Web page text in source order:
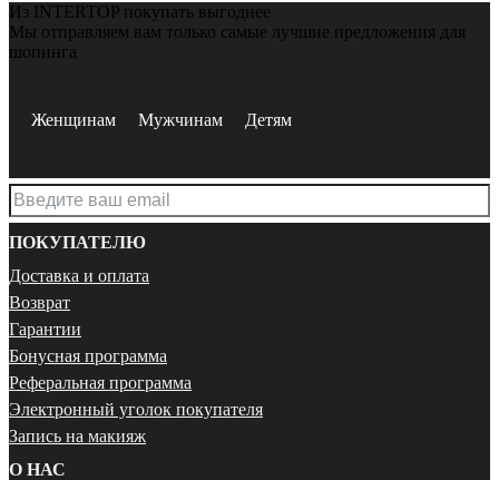
Из INTERTOP покупать выгоднее
Мы отправляем вам только самые лучшие предложения для
шопинга
Женщинам Мужчинам Детям
ПОКУПАТЕЛЮ
Доставка и оплата
Возврат
Гарантии
Бонусная программа
Реферальная программа
Электронный уголок покупателя
Запись на макияж
О НАС